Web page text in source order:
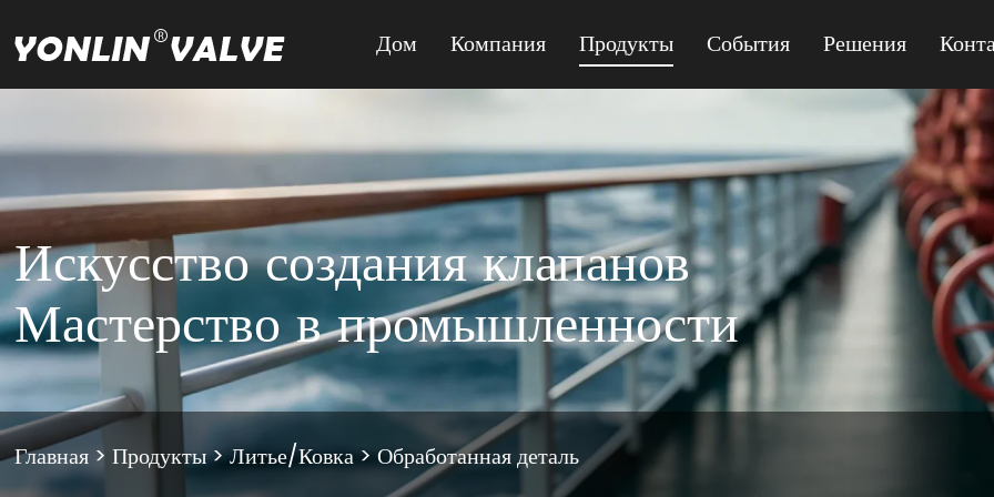
Дом Компания Продукты События Решения
Искусство создания клапанов
Мастерство в промышленности
Главная > Продукты>Литье/Ковка > Обработанная деталь